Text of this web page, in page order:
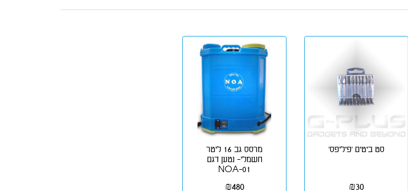
סט ביטים 'פיליפס'
₪30
מרסס גב 16 ליטר
חשמלי- נטען דגם
NOA-01
₪480